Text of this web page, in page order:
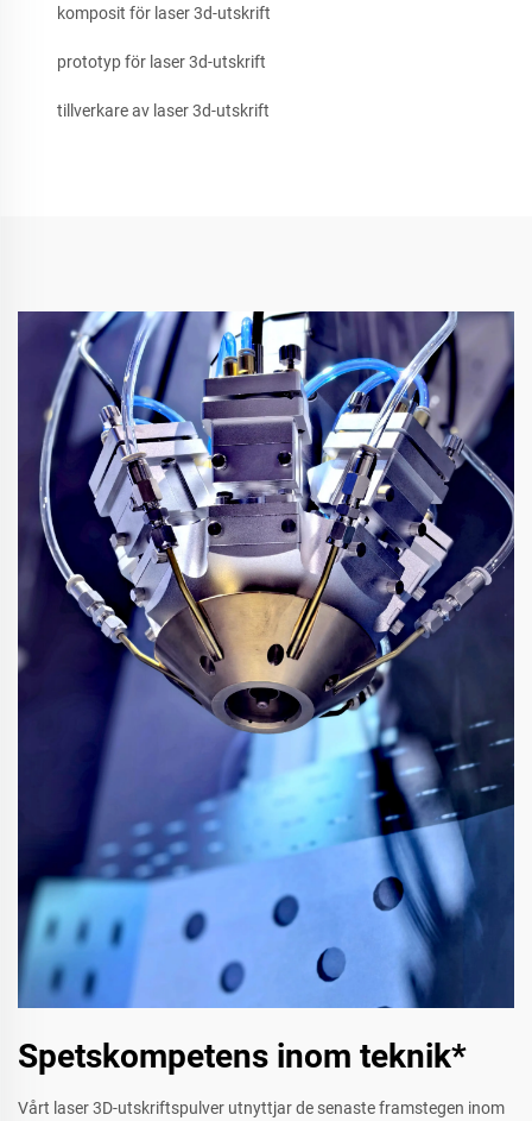
komposit för laser 3d-utskrift
prototyp för laser 3d-utskrift
tillverkare av laser 3d-utskrift
Spetskompetens inom teknik*
Vårt laser 3D-utskriftspulver utnyttjar de senaste framstegen inom